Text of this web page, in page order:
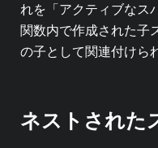
れを「アクティブなス
関数内で作成された子
の子として関連付けら
ネストされた